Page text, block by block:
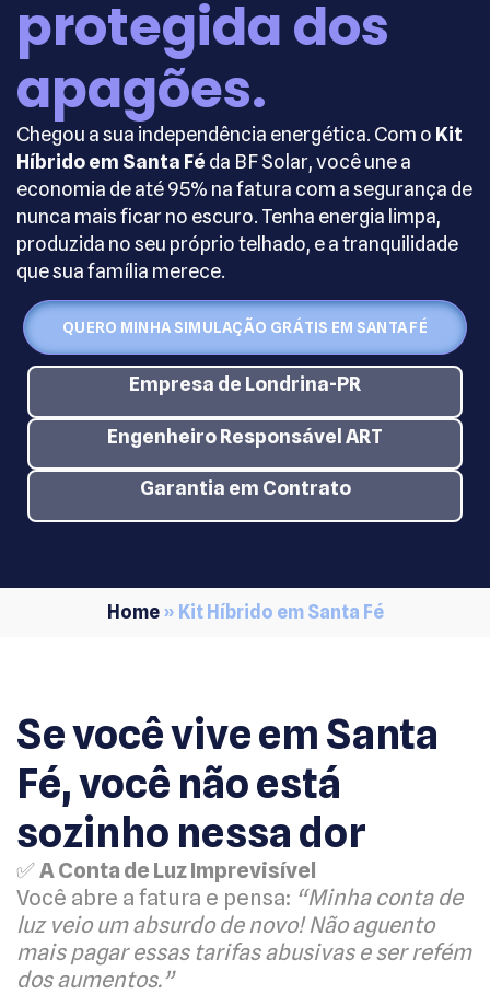
protegida dos
apagões.
Chegou a sua independência energética. Com o Kit
Híbrido em Santa Fé da BF Solar, você une a
economia de até 95% na fatura com a segurança de
nunca mais ficar no escuro. Tenha energia limpa,
produzida no seu próprio telhado, e a tranquilidade
que sua família merece.
QUERO MINHA SIMULAÇÃO GRÁTIS EM SANTA FÉ
Empresa de Londrina-PR
Engenheiro Responsável ART
Garantia em Contrato
Home» Kit Híbrido em Santa Fé
Se você vive em Santa
Fé, você não está
sozinho nessa dor
✅A Conta de Luz Imprevisível
Você abre a fatura e pensa: “Minha conta de
luz veio um absurdo de novo! Não aguento
mais pagar essas tarifas abusivas e ser refém
dos aumentos.”